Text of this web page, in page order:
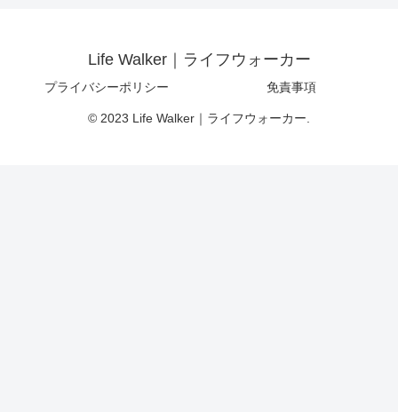
Life Walker｜ライフウォーカー
プライバシーポリシー 免責事項
© 2023 Life Walker｜ライフウォーカー.